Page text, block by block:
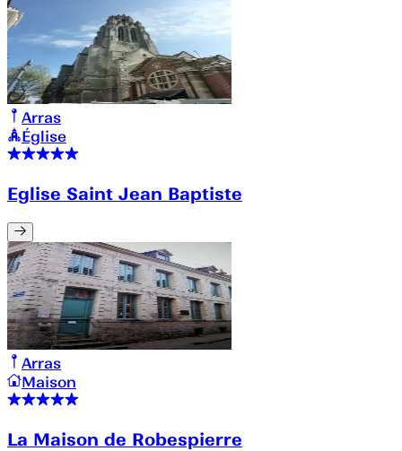
Arras
Église
Eglise Saint Jean Baptiste
Arras
Maison
La Maison de Robespierre